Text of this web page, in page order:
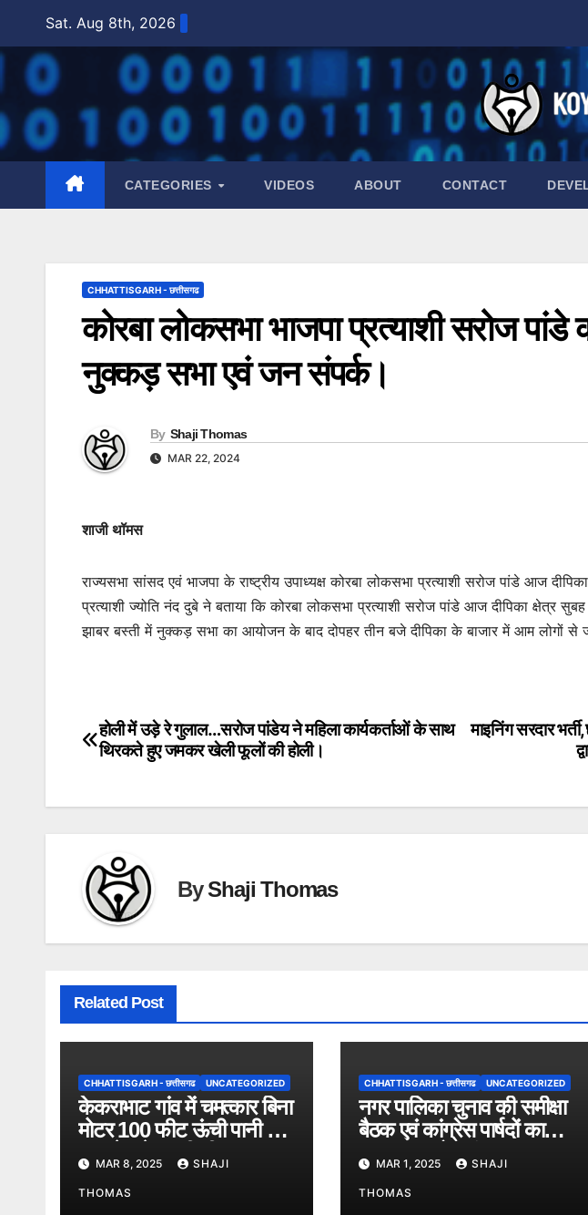
content
Sat. Aug 8th, 2026
CATEGORIES VIDEOS ABOUT CONTACT
CHHATTISGARH - छत्तीसगढ
कोरबा लोकसभा भाजपा प्रत्याशी सरोज
नुक्कड़ सभा एवं जन संपर्क।
By Shaji Thomas
MAR 22, 2024
शाजी थॉमस
राज्यसभा सांसद एवं भाजपा के राष्ट्रीय उपाध्यक्ष कोरबा लोकसभा प्रत्याशी सरोज पांडे आज
प्रत्याशी ज्योति नंद दुबे ने बताया कि कोरबा लोकसभा प्रत्याशी सरोज पांडे आज दीपिका क्षेत्र
झाबर बस्ती में नुक्कड़ सभा का आयोजन के बाद दोपहर तीन बजे दीपिका के बाजार में आम लोगों से
Post
माइनिंग सरदार
होली में उड़े रे गुलाल…सरोज पांडेय ने महिला कार्यकर्ताओं के साथ
थिरकते हुए जमकर खेली फूलों की होली।
ByShaji Thomas
Related Post
CHHATTISGARH - छत्तीसगढ UNCATEGORIZED
केकराभाट गांव में चमत्कार बिना
मोटर 100 फीट ऊंची पानी की
धार, देखने उमड़ी भीड़।
MAR 8, 2025 SHAJI
THOMAS
CHHATTISGARH - छत्तीसगढ UNCATEGORIZED
नगर पालिका चुनाव की समीक्षा
बैठक एवं कांग्रेस पार्षदों का
सम्मान समारोह संपन्न।
MAR 1, 2025 SHAJI
THOMAS